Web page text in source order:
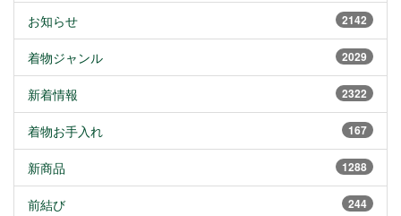
2142
お知らせ
2029
着物ジャンル
2322
新着情報
167
着物お手入れ
1288
新商品
244
前結び